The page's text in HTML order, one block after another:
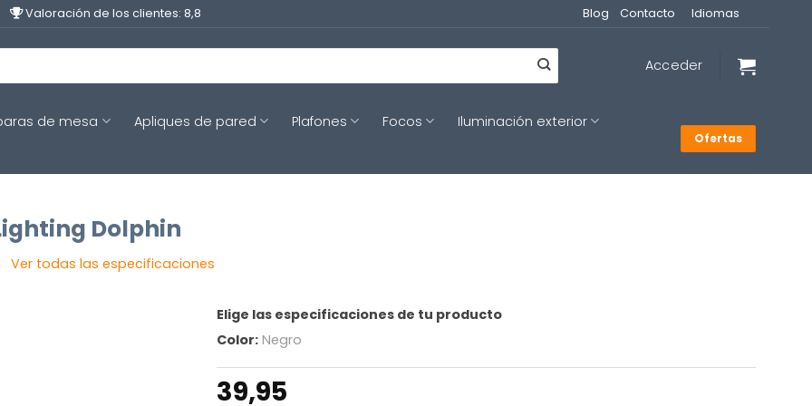
Valoración de los clientes: 8,8 Blog Contacto Idiomas
Acceder
de mesa Apliques de pared Plafones Focos
Iluminación exterior
Ofertas
Dolphin
Ver todas las especificaciones
Elige las especificaciones de tu producto
Color: Negro
39,95